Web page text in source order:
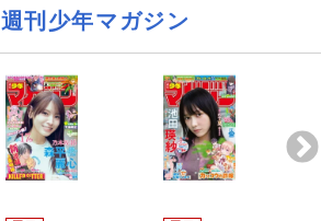
週刊少年マガジン